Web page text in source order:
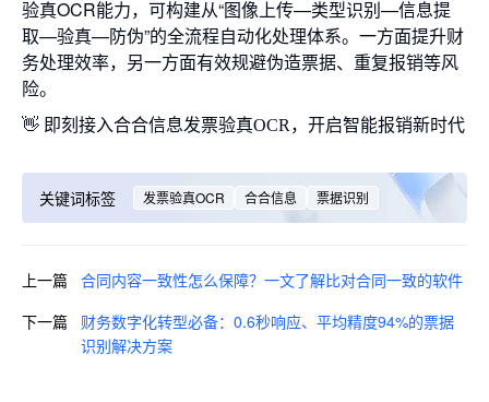
验真OCR能力，可构建从“图像上传—类型识别—信息提
取—验真—防伪”的全流程自动化处理体系。一方面提升财
务处理效率，另一方面有效规避伪造票据、重复报销等风
险。
👋 即刻接入合合信息发票验真OCR，开启智能报销新时代
关键词标签 发票验真OCR 合合信息 票据识别
上一篇 合同内容一致性怎么保障？一文了解比对合同一致的软件
下一篇
财务数字化转型必备：0.6秒响应、平均精度94%的票据
识别解决方案